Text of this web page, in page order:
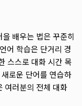
배우는 법은 꾸준히
어 학습은 단거리 경
스스로 대화 시간 목
로운 단어를 연습하
여러분의 전체 대화